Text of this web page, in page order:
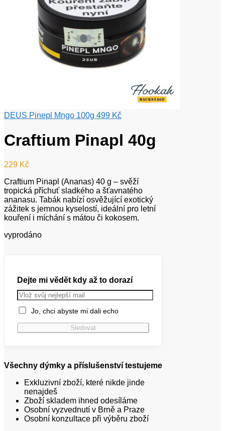
DEUS Pinepl Mngo 100g 499 Kč
Craftium Pinapl 40g
229 Kč
Craftium Pinapl (Ananas) 40 g – svěží
tropická příchuť sladkého a šťavnatého
ananasu. Tabák nabízí osvěžující exotický
zážitek s jemnou kyselostí, ideální pro letní
kouření i míchání s mátou či kokosem.
vyprodáno
Dejte mi vědět kdy až to dorazí
Jo, chci abyste mi dali echo
Všechny dýmky a příslušenství testujeme
Exkluzivní zboží, které nikde jinde
nenajdeš
Zboží skladem ihned odesíláme
Osobní vyzvednutí v Brně a Praze
Osobní konzultace při výběru zboží